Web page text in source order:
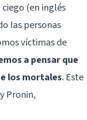
(en inglés
las personas
víctimas de
a pensar que
los mortales. Este
Pronin,